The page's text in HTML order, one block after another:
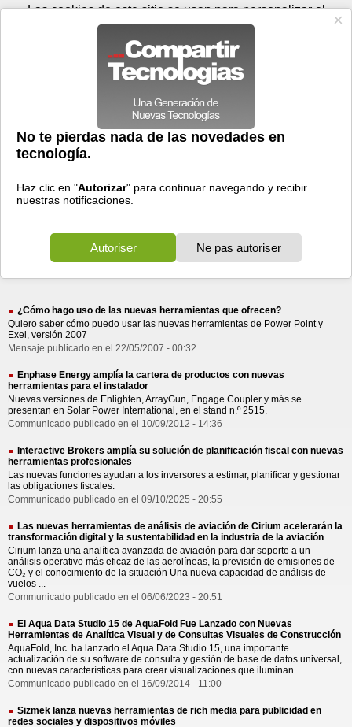
Prensa Videos
> nuevas herramientas
nuevas herramientas
1738 resultados Ordenar por fecha-Ordenar por pertinencia
¿Cómo hago uso de las nuevas herramientas que ofrecen?
Quiero saber cómo puedo usar las nuevas herramientas de Power Point y
Exel, versión 2007
Mensaje publicado en el 22/05/2007 - 00:32
Enphase Energy amplía la cartera de productos con nuevas
herramientas para el instalador
Nuevas versiones de Enlighten, ArrayGun, Engage Coupler y más se
presentan en Solar Power International, en el stand n.º 2515.
Communicado publicado en el 10/09/2012 - 14:36
Interactive Brokers amplía su solución de planificación fiscal con nuevas
herramientas profesionales
Las nuevas funciones ayudan a los inversores a estimar, planificar y gestionar
las obligaciones fiscales.
Communicado publicado en el 09/10/2025 - 20:55
Las nuevas herramientas de análisis de aviación de Cirium acelerarán la
transformación digital y la sustentabilidad en la industria de la aviación
Cirium lanza una analítica avanzada de aviación para dar soporte a un
análisis operativo más eficaz de las aerolíneas, la previsión de emisiones de
CO₂ y el conocimiento de la situación Una nueva capacidad de análisis de
vuelos ...
Communicado publicado en el 06/06/2023 - 20:51
El Aqua Data Studio 15 de AquaFold Fue Lanzado con Nuevas
Herramientas de Analítica Visual y de Consultas Visuales de Construcción
AquaFold, Inc. ha lanzado el Aqua Data Studio 15, una importante
actualización de su software de consulta y gestión de base de datos universal,
con nuevas características para crear visualizaciones que iluminan ...
Communicado publicado en el 16/09/2014 - 11:00
Sizmek lanza nuevas herramientas de rich media para publicidad en
redes sociales y dispositivos móviles
Jueves 06 de agosto - 18:04 Registrar Conectar
Las cookies de este sitio se usan para personalizar el
contenido y los anuncios, para ofrecer funciones de medios
sociales y para analizar el tráfico. Además, compartimos
información sobre el uso que haga del sitio web con nuestros
partners de medios sociales, de publicidad y de análisis
web.
OK